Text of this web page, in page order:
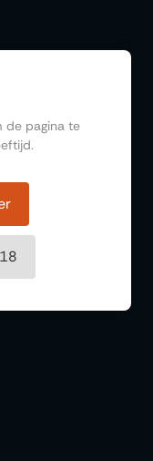
de pagina te